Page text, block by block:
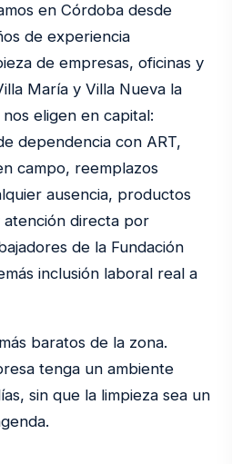
en Córdoba desde
de experiencia
de empresas, oficinas y
María y Villa Nueva la
eligen en capital:
dependencia con ART,
campo, reemplazos
ausencia, productos
atención directa por
de la Fundación
inclusión laboral real a
baratos de la zona.
tenga un ambiente
sin que la limpieza sea un